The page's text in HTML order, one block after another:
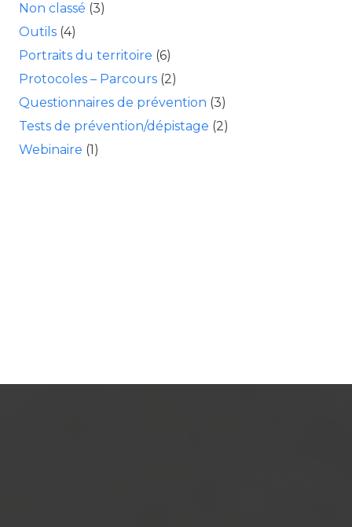
Non classé (3)
Outils (4)
Portraits du territoire (6)
Protocoles – Parcours (2)
Questionnaires de prévention (3)
Tests de prévention/dépistage (2)
Webinaire (1)